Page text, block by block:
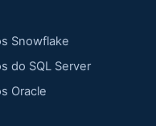
Snowflake
do SQL Server
Oracle